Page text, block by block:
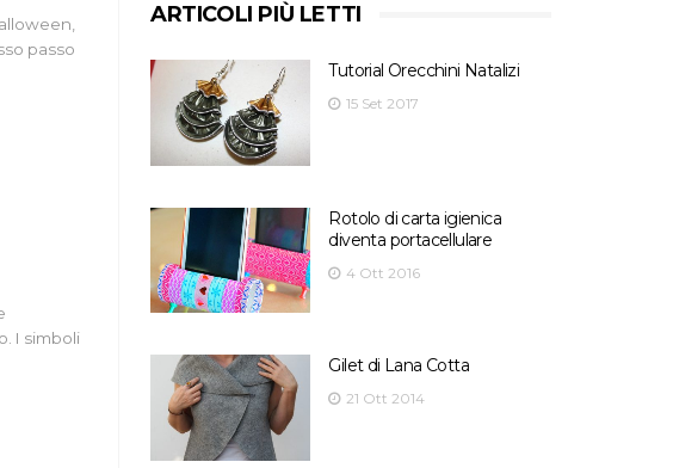
passo
I simboli
ARTICOLI PIÙ LETTI
Tutorial Orecchini Natalizi
15 Set 2017
Rotolo di carta igienica
diventa portacellulare
4 Ott 2016
Gilet di Lana Cotta
21 Ott 2014